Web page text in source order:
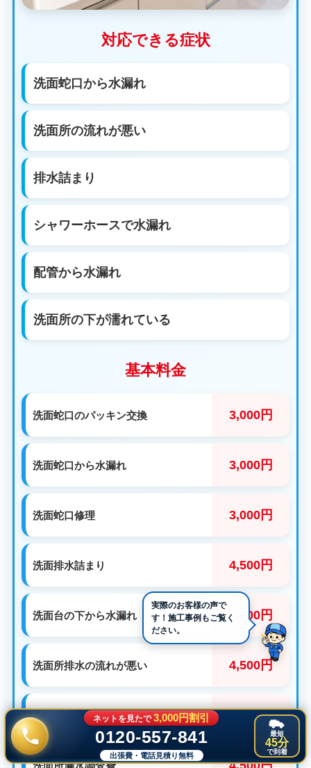
対応できる症状
洗面蛇口から水漏れ
洗面所の流れが悪い
排水詰まり
シャワーホースで水漏れ
配管から水漏れ
洗面所の下が濡れている
基本料金
洗面蛇口のパッキン交換 3,000円
洗面蛇口から水漏れ 3,000円
洗面蛇口修理 3,000円
洗面排水詰まり 4,500円
洗面台の下から水漏れ 3,000円
洗面所排水の流れが悪い 4,500円
洗面所蛇口の取替 3,000円
洗面所漏水調査費
ネットを見たで3,000円割引
0120-557-841
出張費・電話見積り無料
最短
45分
で到着